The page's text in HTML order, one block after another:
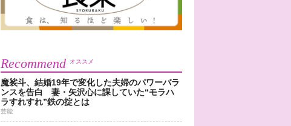
Recommend オススメ
魔裟斗、結婚19年で変化した夫婦のパワーバラ
ンスを告白 妻・矢沢心に課していた“モラハ
ラすれすれ”鉄の掟とは
芸能